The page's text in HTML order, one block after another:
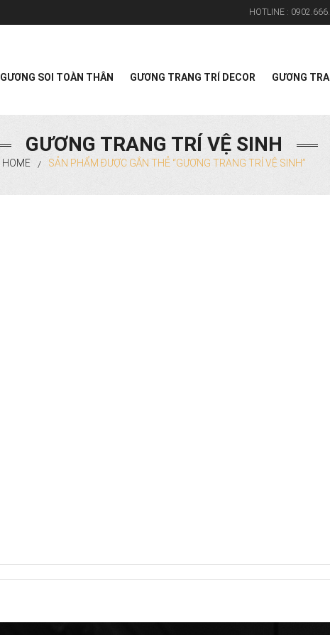
HOTLINE :
GƯƠNG SOI TOÀN THÂN GƯƠNG TRANG TRÍ DECOR GƯƠNG
GƯƠNG TRANG TRÍ VỆ SINH
HOME / SẢN PHẨM ĐƯỢC GẮN THẺ “GƯƠNG TRANG TRÍ VỆ SINH”